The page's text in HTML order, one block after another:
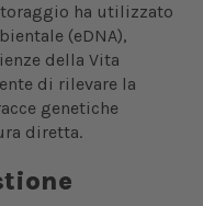
ha utilizzato
(eDNA),
della Vita
di rilevare la
genetiche
diretta.